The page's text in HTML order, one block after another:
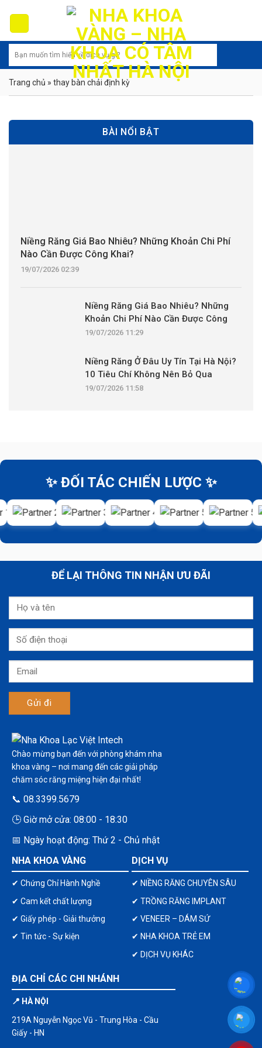
content
Trang chủ » thay bàn chải định kỳ
BÀI NỔI BẬT
Niềng Răng Giá Bao Nhiêu? Những Khoản Chi Phí
Nào Cần Được Công Khai?
19/07/2026 02:39
Niềng Răng Giá Bao Nhiêu? Những
Khoản Chi Phí Nào Cần Được Công
Khai?
19/07/2026 11:29
Niềng Răng Ở Đâu Uy Tín Tại Hà Nội?
10 Tiêu Chí Không Nên Bỏ Qua
19/07/2026 11:58
✨ ĐỐI TÁC CHIẾN LƯỢC ✨
ĐỂ LẠI THÔNG TIN NHẬN ƯU ĐÃI
Chào mừng bạn đến với phòng khám nha
khoa vàng – nơi mang đến các giải pháp
chăm sóc răng miệng hiện đại nhất!
📞 08.3399.5679
🕒 Giờ mở cửa: 08:00 - 18:30
📅 Ngày hoạt động: Thứ 2 - Chủ nhật
NHA KHOA VÀNG
✔ Chứng Chỉ Hành Nghề
✔ Cam kết chất lượng
✔ Giấy phép - Giải thưởng
✔ Tin tức - Sự kiện
DỊCH VỤ
✔ NIỀNG RĂNG CHUYÊN SÂU
✔ TRỒNG RĂNG IMPLANT
✔ VENEER – DÁM SỨ
✔ NHA KHOA TRẺ EM
✔ DỊCH VỤ KHÁC
ĐỊA CHỈ CÁC CHI NHÁNH
📍 HÀ NỘI
219A Nguyễn Ngọc Vũ - Trung Hòa - Cầu
Giấy - HN